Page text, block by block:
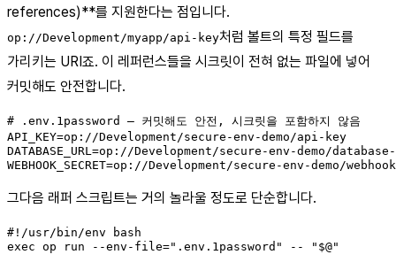
references)**를 지원한다는 점입니다.
op://Development/myapp/api-key처럼 볼트의 특정 필드를
가리키는 URI죠. 이 레퍼런스들을 시크릿이 전혀 없는 파일에 넣어
커밋해도 안전합니다.
# .env.1password — 커밋해도 안전, 시크릿을 포함하지 않음
API_KEY=op://Development/secure-env-demo/api-key
DATABASE_URL=op://Development/secure-env-demo/
WEBHOOK_SECRET=op://Development/secure-env-demo/
그다음 래퍼 스크립트는 거의 놀라울 정도로 단순합니다.
#!/usr/bin/env bash
exec op run --env-file=".env.1password" -- "$@"